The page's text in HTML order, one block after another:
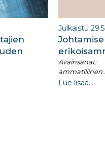
Julkaistu
Avainsanat:
ammatillinen
Lue lisää...